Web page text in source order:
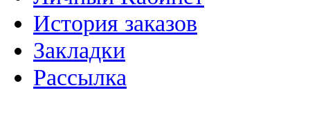
История заказов
Закладки
Рассылка